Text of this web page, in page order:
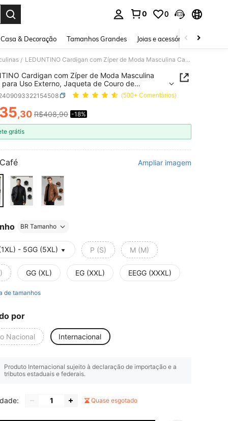
0 0
Casa & Decoração Tamanhos Grandes Joias e acessórios Pijamas
/ LEDUNTINO Cardigan com Zíper de Moda Masculina Casual para Uso Externo, Jaqueta de Couro de Motocicleta com Fleece Grosso, Jaqueta de Aviador de Cor Sólida Estilo Esportivo, Presente para Namorado, Jaqueta de Motocicleta com Gola Alta para Outono/Inverno Masculina
Cardigan com Zíper de Moda Masculina
para Uso Externo, Jaqueta de Couro de
com Fleece Grosso, Jaqueta de Aviador de
Estilo Esportivo, Presente para Namorado,
de Motocicleta com Gola Alta para
Inverno Masculina
(500+ Comentários)
AND AVAILABILITY
,30 R$408,90 -18%
grátis
Café Ampliar imagem
BR Tamanho
- 5GG (5XL) P (S) M (M)
GG (XL) EG (XXL) EEGG (XXXL)
de tamanhos
por
Nacional Internacional
Produto Internacional sujeito à declaração de importação e a
tributos estaduais e federais.
Quase esgotado